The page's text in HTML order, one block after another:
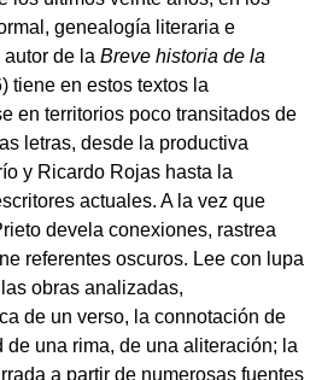
genealogía literaria e
de la Breve historia de la
tiene en estos textos la
en territorios poco transitados de
letras, desde la productiva
y Ricardo Rojas hasta la
actuales. A la vez que
devela conexiones, rastrea
referentes oscuros. Lee con lupa
obras analizadas,
de un verso, la connotación de
una rima, de una aliteración; la
a partir de numerosas fuentes